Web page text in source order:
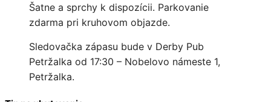
Šatne a sprchy k dispozícii. Parkovanie
zdarma pri kruhovom objazde.
Sledovačka zápasu bude v Derby Pub
Petržalka od 17:30 – Nobelovo námeste 1,
Petržalka.